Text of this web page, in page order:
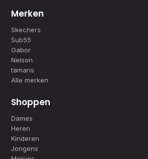
Merken
Skechers
Sub55
Gabor
Nelson
tamaris
Alle merken
Shoppen
Dames
Heren
Kinderen
Jongens